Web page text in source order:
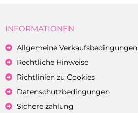
INFORMATIONEN
Allgemeine Verkaufsbedingungen
Rechtliche Hinweise
Richtlinien zu Cookies
Datenschutzbedingungen
Sichere zahlung